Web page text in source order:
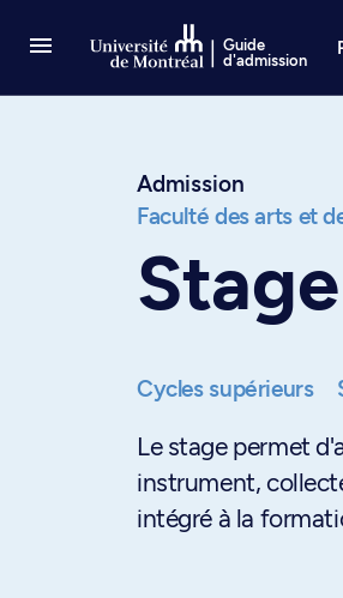
Guide
d'admission
Admission
Faculté des arts et
Stage
Cycles supérieurs
Le stage permet
instrument,
intégré à la